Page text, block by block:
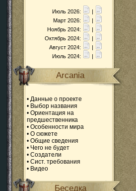
Июль 2026:
|
Март 2026:
|
Ноябрь 2024:
|
Октябрь 2024:
|
Август 2024:
|
Июль 2024:
|
Arcania
• Данные о проекте
• Выбор названия
• Ориентация на
предшественника
• Особенности мира
• О сюжете
• Общие сведения
• Чего не будет
• Создатели
• Сист. требования
• Видео
Беседка